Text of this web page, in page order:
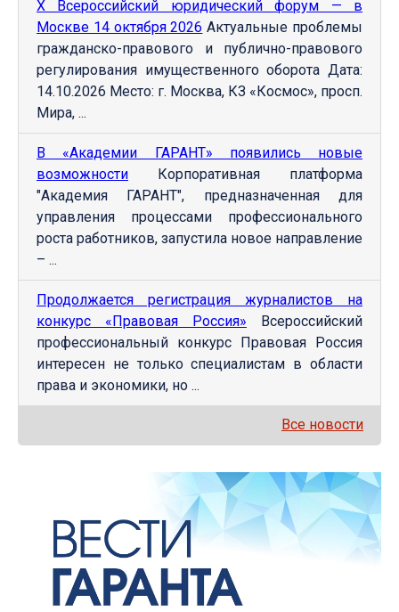
Х Всероссийский юридический форум — в
Москве 14 октября 2026 Актуальные проблемы
гражданско-правового и публично-правового
регулирования имущественного оборота Дата:
14.10.2026 Место: г. Москва, КЗ «Космос», просп.
Мира, ...
В «Академии ГАРАНТ» появились новые
возможности Корпоративная платформа
"Академия ГАРАНТ", предназначенная для
управления процессами профессионального
роста работников, запустила новое направление
– ...
Продолжается регистрация журналистов на
конкурс «Правовая Россия» Всероссийский
профессиональный конкурс Правовая Россия
интересен не только специалистам в области
права и экономики, но ...
Все новости